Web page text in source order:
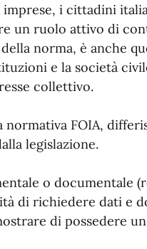
i cittadini
un ruolo attivo di
norma, è anche
e la società
collettivo.
normativa FOIA,
legislazione.
o documentale
di richiedere dati e
di possedere